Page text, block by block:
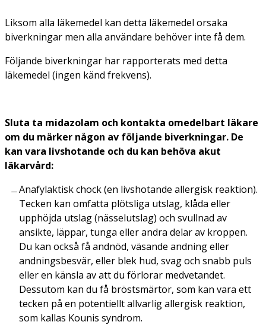
Liksom alla läkemedel kan detta läkemedel orsaka
biverkningar men alla användare behöver inte få dem.
Följande biverkningar har rapporterats med detta
läkemedel (ingen känd frekvens).
Sluta ta midazolam och kontakta omedelbart läkare
om du märker någon av följande biverkningar. De
kan vara livshotande och du kan behöva akut
läkarvård:
Anafylaktisk chock (en livshotande allergisk reaktion).
Tecken kan omfatta plötsliga utslag, klåda eller
upphöjda utslag (nässelutslag) och svullnad av
ansikte, läppar, tunga eller andra delar av kroppen.
Du kan också få andnöd, väsande andning eller
andningsbesvär, eller blek hud, svag och snabb puls
eller en känsla av att du förlorar medvetandet.
Dessutom kan du få bröstsmärtor, som kan vara ett
tecken på en potentiellt allvarlig allergisk reaktion,
som kallas Kounis syndrom.